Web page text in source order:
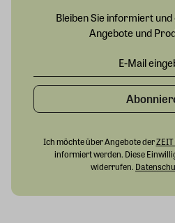
Bleiben Sie informiert
Angebote und
Ich möchte über Angebote der
informiert werden. Diese
widerrufen.